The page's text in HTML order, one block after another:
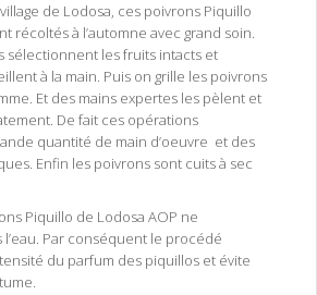
de Lodosa, ces poivrons Piquillo
récoltés à l’automne avec grand soin.
sélectionnent les fruits intacts et
à la main. Puis on grille les poivrons
Et des mains expertes les pèlent et
De fait ces opérations
quantité de main d’oeuvre et des
Enfin les poivrons sont cuits à sec
Piquillo de Lodosa AOP ne
Par conséquent le procédé
du parfum des piquillos et évite